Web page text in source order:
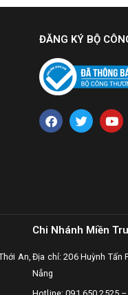
ĐĂNG KÝ BỘ
An,
Chi Nhánh Miền
Địa chỉ: 206 Huỳnh Tấn
Nẵng